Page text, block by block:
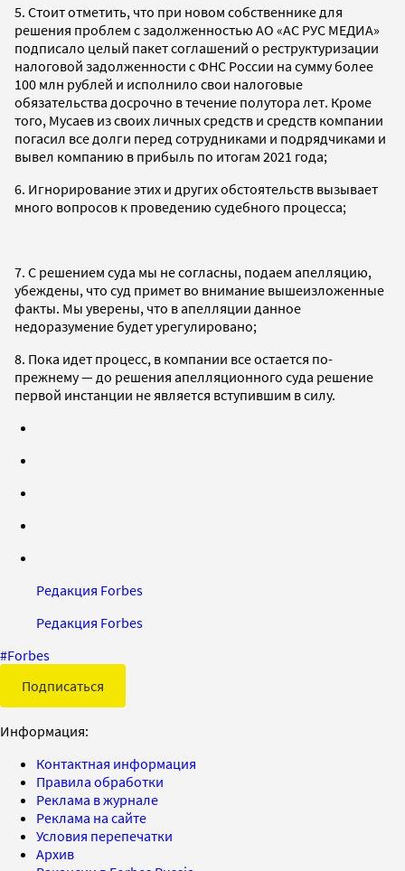
5. Стоит отметить, что при новом собственнике для
решения проблем с задолженностью АО «АС РУС МЕДИА»
подписало целый пакет соглашений о реструктуризации
налоговой задолженности с ФНС России на сумму более
100 млн рублей и исполнило свои налоговые
обязательства досрочно в течение полутора лет. Кроме
того, Мусаев из своих личных средств и средств компании
погасил все долги перед сотрудниками и подрядчиками и
вывел компанию в прибыль по итогам 2021 года;
6. Игнорирование этих и других обстоятельств вызывает
много вопросов к проведению судебного процесса;
7. С решением суда мы не согласны, подаем апелляцию,
убеждены, что суд примет во внимание вышеизложенные
факты. Мы уверены, что в апелляции данное
недоразумение будет урегулировано;
8. Пока идет процесс, в компании все остается по-
прежнему — до решения апелляционного суда решение
первой инстанции не является вступившим в силу.
Редакция Forbes
Редакция Forbes
#Forbes
Подписаться
Информация:
Контактная информация
Правила обработки
Реклама в журнале
Реклама на сайте
Условия перепечатки
Архив